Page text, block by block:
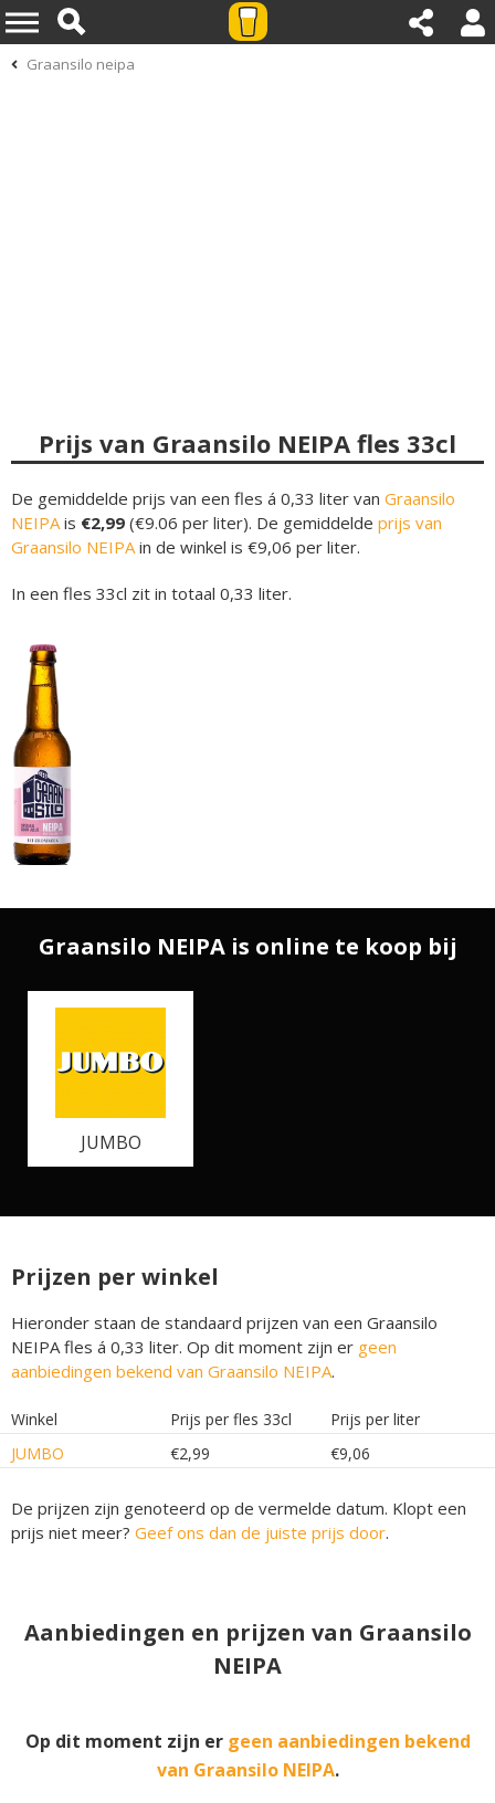
Graansilo neipa
Prijs van Graansilo NEIPA fles 33cl
De gemiddelde prijs van een fles á 0,33 liter van Graansilo
NEIPAis €2,99 (€9.06 per liter). De gemiddelde prijs van
Graansilo NEIPAin de winkel is €9,06 per liter.
In een fles 33cl zit in totaal 0,33 liter.
Graansilo NEIPA is online te koop bij
JUMBO
Prijzen per winkel
Hieronder staan de standaard prijzen van een Graansilo
NEIPA fles á 0,33 liter. Op dit moment zijn er geen
aanbiedingen bekend van Graansilo NEIPA.
Winkel Prijs per fles 33cl
Prijs per liter
JUMBO
€2,99 €9,06
De prijzen zijn genoteerd op de vermelde datum. Klopt een
prijs niet meer? Geef ons dan de juiste prijs door.
Aanbiedingen en prijzen van Graansilo
NEIPA
Op dit moment zijn er geen aanbiedingen bekend
van Graansilo NEIPA.